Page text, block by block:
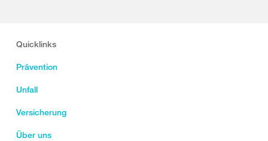
Quicklinks
Prävention
Unfall
Versicherung
Über uns